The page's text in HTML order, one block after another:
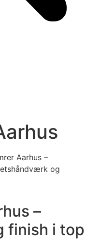
Aarhus –
og
–
finish i top